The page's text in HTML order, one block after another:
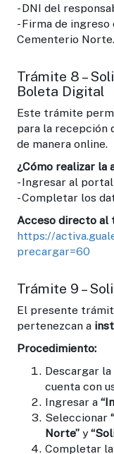
- DNI del
- Firma de
Cementerio Norte.
Trámite 8 –
Boleta Digital
Este trámite
para la recepción
de manera online.
¿Cómo realizar la
- Ingresar al
- Completar los
Acceso directo al
https://
precargar=60
Trámite 9 –
El presente
pertenezcan a
Procedimiento:
Descargar
cuenta con
Ingresar a
Seleccionar
Norte” y
Completar